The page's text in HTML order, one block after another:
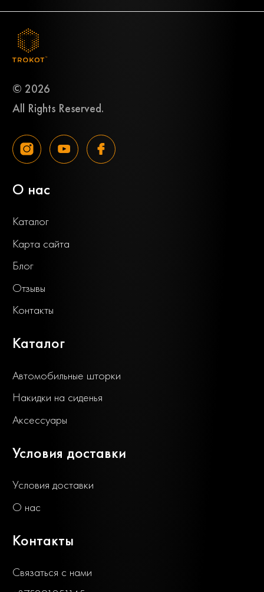
© 2026
All Rights Reserved.
О нас
Каталог
Карта сайта
Блог
Отзывы
Контакты
Каталог
Автомобильные шторки
Накидки на сиденья
Аксессуары
Условия доставки
Условия доставки
О нас
Контакты
Связаться с нами